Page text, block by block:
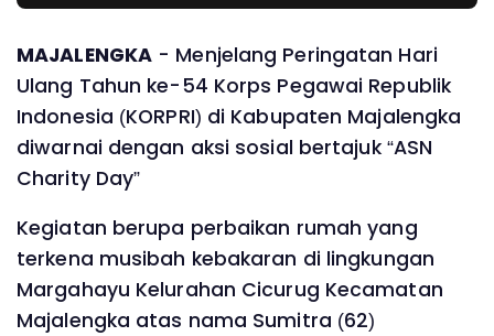
MAJALENGKA - Menjelang Peringatan Hari
Ulang Tahun ke-54 Korps Pegawai Republik
Indonesia (KORPRI) di Kabupaten Majalengka
diwarnai dengan aksi sosial bertajuk “ASN
Charity Day”
Kegiatan berupa perbaikan rumah yang
terkena musibah kebakaran di lingkungan
Margahayu Kelurahan Cicurug Kecamatan
Majalengka atas nama Sumitra (62)